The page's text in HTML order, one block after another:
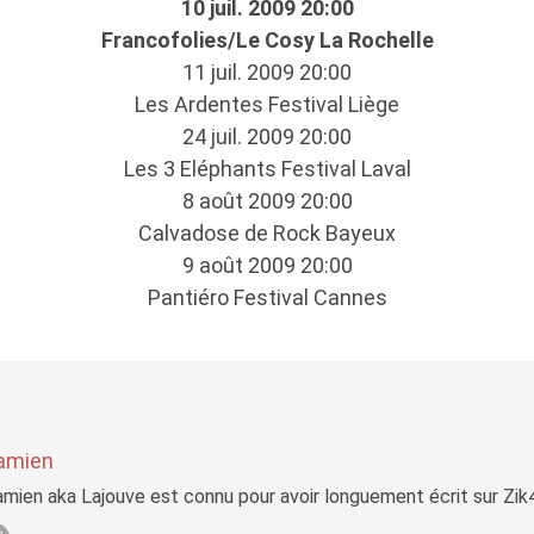
10 juil. 2009 20:00
Francofolies/Le Cosy La Rochelle
11 juil. 2009 20:00
Les Ardentes Festival Liège
24 juil. 2009 20:00
Les 3 Eléphants Festival Laval
8 août 2009 20:00
Calvadose de Rock Bayeux
9 août 2009 20:00
Pantiéro Festival Cannes
aka Lajouve est connu pour avoir longuement écrit sur